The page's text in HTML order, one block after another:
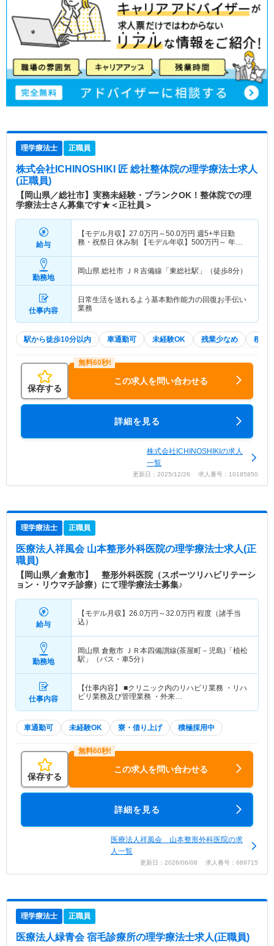
理学療法士 正職員
株式会社ICHINOSHIKI 匠 総社整体院の理学療法士求人
(正職員)
【岡山県／総社市】実務未経験・ブランクOK！整体院での理
学療法士さん募集です★＜正社員＞
給与
【モデル月収】 27.0万円～50.0万円 週5+半日勤
務・祝祭日 休み制 【モデル年収】 500万円～ 年収
勤務地
岡山県 総社市 ＪＲ吉備線「東総社駅」（徒歩8分）
仕事内容
日常生活を送れるよう基本動作能力の回復お手伝い
業務
駅から徒歩10分以内 車通勤可 未経験OK 残業少なめ 積極
保存する
この求人を問い合わせる
詳細を見る
株式会社ICHINOSHIKIの求人
一覧
更新日：2025/12/26 求人番号：10185850
理学療法士 正職員
医療法人祥風会 山本整形外科医院の理学療法士求人(正
職員)
【岡山県／倉敷市】 整形外科医院（スポーツリハビリテーシ
ョン・リウマチ診療）にて理学療法士募集♪
給与
【モデル月収】 26.0万円～32.0万円 程度（諸手当
込）
勤務地
岡山県 倉敷市 ＪＲ本四備讃線(茶屋町－児島)「植松
駅」（バス・車5分）
仕事内容
【仕事内容】 ■クリニック内のリハビリ業務 ・リハ
ビリ業務及び管理業務 ・外来…
車通勤可 未経験OK 寮・借り上げ 積極採用中
保存する
この求人を問い合わせる
詳細を見る
医療法人祥風会 山本整形外科医院の求
人一覧
更新日：2026/06/08 求人番号：689715
理学療法士 正職員
医療法人緑青会 宿毛診療所の理学療法士求人(正職員)